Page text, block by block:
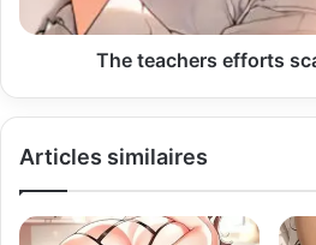
The teachers efforts
Articles similaires